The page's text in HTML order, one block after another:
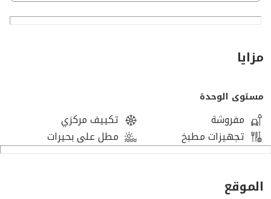
مزايا
مستوى الوحدة
مفروشة
تكييف مركزي
تجهيزات مطبخ
مطل على بحيرات
الموقع